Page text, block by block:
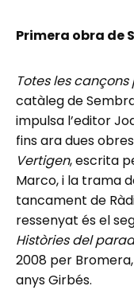
Primera obra de
Totes les
catàleg de
impulsa l’editor
fins ara dues
Vertigen, escrita
Marco, i la trama
tancament de
ressenyat és el
Històries del
2008 per
anys Girbés.